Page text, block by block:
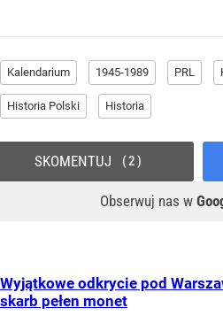
Kalendarium 1945-1989 PRL
Historia Polski Historia
Obserwuj nas w
SKOMENTUJ 2
Wyjątkowe odkrycie pod
skarb pełen monet